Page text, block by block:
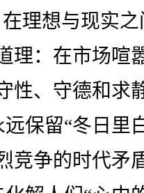
理想与现实
理：在市场喧
性、守德和求
保留“冬日里
竞争的时代矛